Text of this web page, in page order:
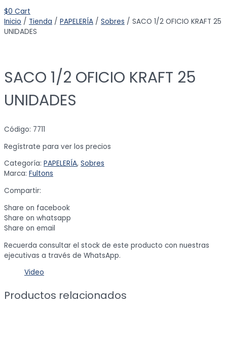
$0 Cart
Inicio / Tienda / PAPELERÍA / Sobres / SACO 1/2 OFICIO KRAFT 25
UNIDADES
SACO 1/2 OFICIO KRAFT 25
UNIDADES
Código: 7711
Regístrate para ver los precios
Categoría: PAPELERÍA, Sobres
Marca: Fultons
Compartir:
Share on facebook
Share on whatsapp
Share on email
Recuerda consultar el stock de este producto con nuestras
ejecutivas a través de WhatsApp.
Video
Productos relacionados